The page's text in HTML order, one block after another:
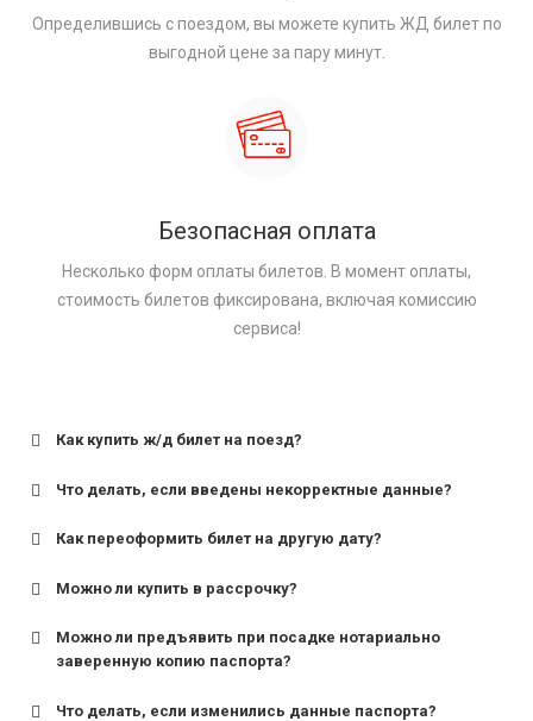
Определившись с поездом, вы можете купить ЖД билет по
выгодной цене за пару минут.
Безопасная оплата
Несколько форм оплаты билетов. В момент оплаты,
стоимость билетов фиксирована, включая комиссию
сервиса!
Как купить ж/д билет на поезд?
Что делать, если введены некорректные данные?
Как переоформить билет на другую дату?
Можно ли купить в рассрочку?
Можно ли предъявить при посадке нотариально
заверенную копию паспорта?
Что делать, если изменились данные паспорта?